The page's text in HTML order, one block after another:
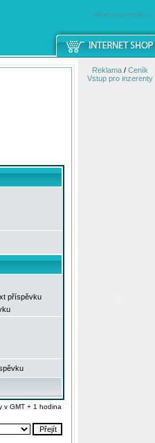
windowsmobile.cz
příspěvku
v GMT + 1 hodina
Reklama/ Ceník
Vstup pro inzerenty